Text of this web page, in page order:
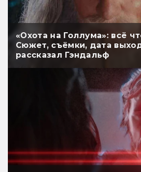
«Охота на Голлума»: всё
Сюжет, съёмки, дата
рассказал Гэндальф